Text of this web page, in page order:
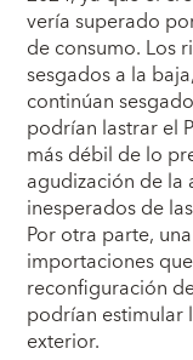
vería superado
de consumo. Los
sesgados a la
continúan
podrían lastrar el
más débil de lo
agudización de la
inesperados de
Por otra parte,
importaciones
reconfiguración
podrían estimular
exterior.